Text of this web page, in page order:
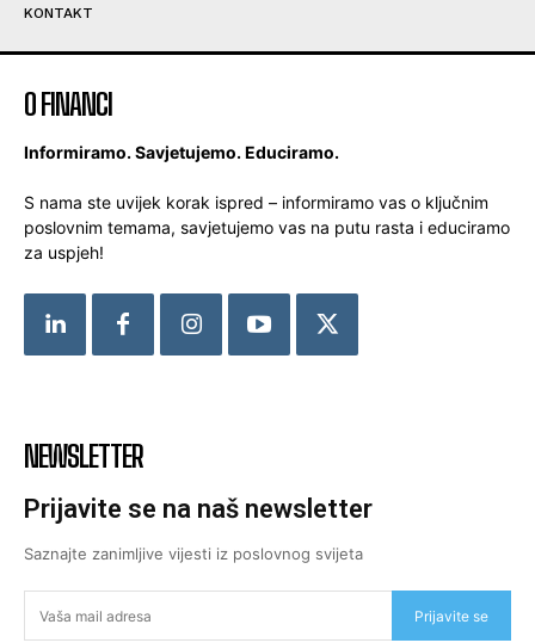
KONTAKT
O FINANCI
Informiramo. Savjetujemo. Educiramo.
S nama ste uvijek korak ispred – informiramo vas o ključnim
poslovnim temama, savjetujemo vas na putu rasta i educiramo
za uspjeh!
NEWSLETTER
Prijavite se na naš newsletter
Saznajte zanimljive vijesti iz poslovnog svijeta
Prijavite se